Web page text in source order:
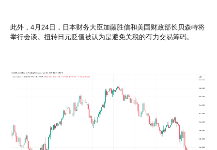
此外，4月24日，日本财务大臣加藤胜信和美国财政部长贝森特将
举行会谈。扭转日元贬值被认为是避免关税的有力交易筹码。